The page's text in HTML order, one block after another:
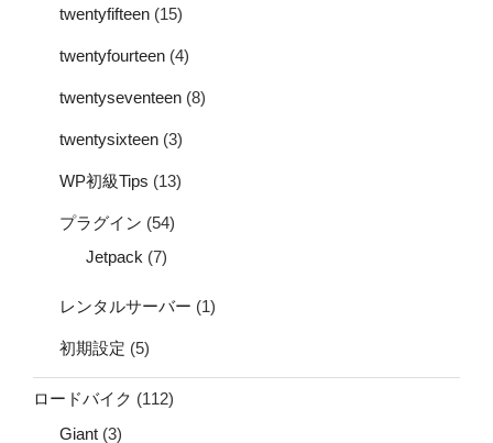
twentyfifteen (15)
twentyfourteen (4)
twentyseventeen (8)
twentysixteen (3)
WP初級Tips (13)
プラグイン (54)
Jetpack (7)
レンタルサーバー (1)
初期設定 (5)
ロードバイク (112)
Giant (3)